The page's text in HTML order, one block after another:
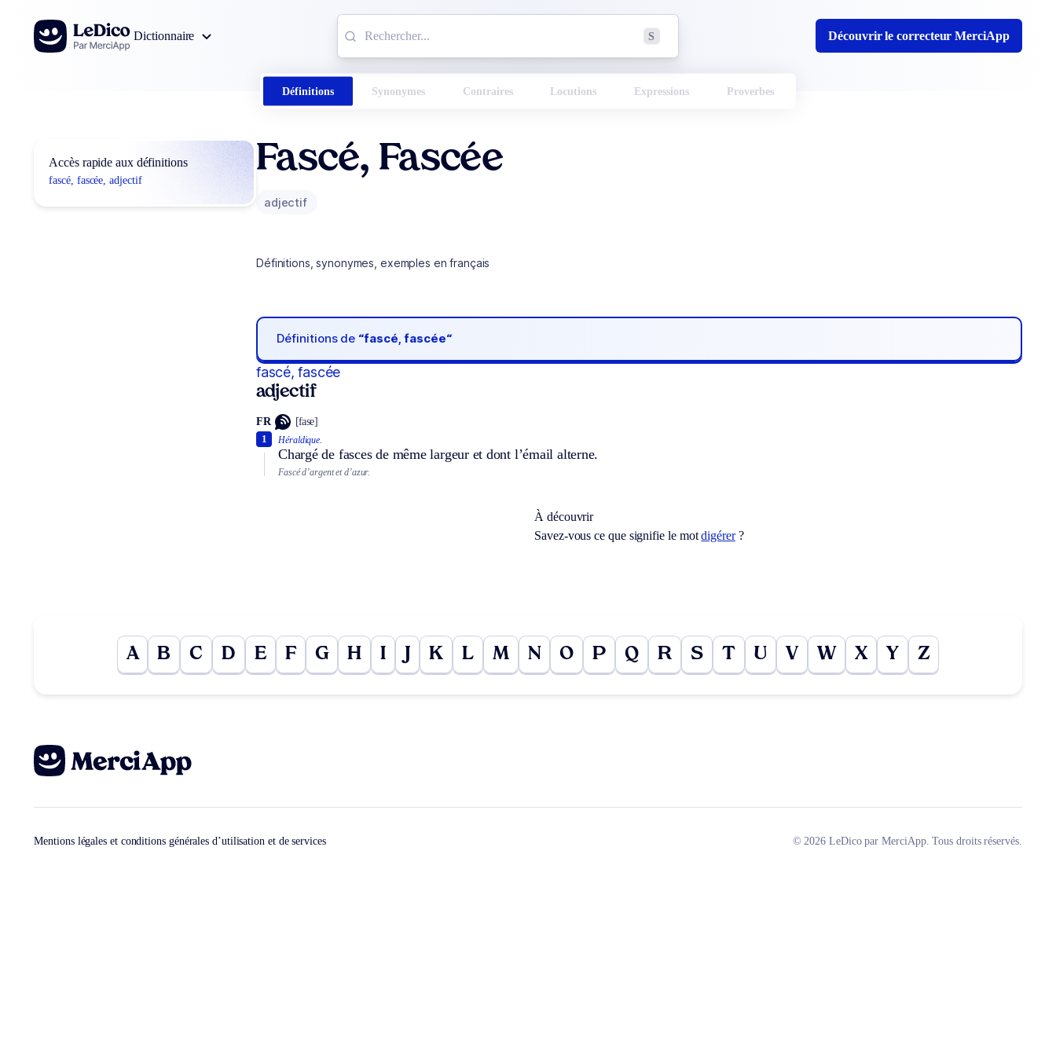
Aller au contenu
Dictionnaire
S Découvrir le correcteur MerciApp
Définitions Synonymes Contraires Locutions Expressions Proverbes
Accès rapide aux définitions
fascé, fascée, adjectif
Fascé, Fascée
adjectif
Définitions, synonymes, exemples en français
Définitions de “fascé, fascée“
fascé, fascée
adjectif
FR [fase]
Héraldique.
Chargé de fasces de même largeur et dont l’émail alterne.
1
Fascé d’argent et d’azur.
À découvrir
Savez-vous ce que signifie le motdigérer?
A B C D E F G H I J K L M N O P Q R S T U V W X Y Z
Mentions légales et conditions générales d’utilisation et de services © 2026 LeDico par MerciApp. Tous droits réservés.